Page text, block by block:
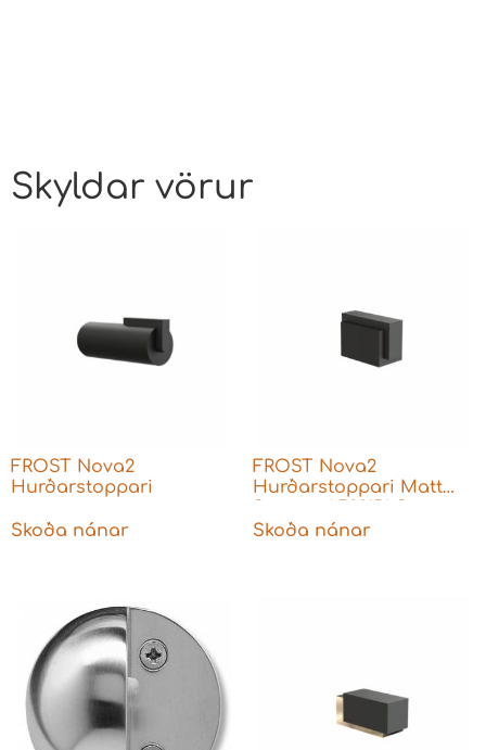
Skyldar vörur
FROST Nova2
Hurðarstoppari
Skoða nánar
FROST Nova2
Hurðarstoppari Matt
Skoða nánar